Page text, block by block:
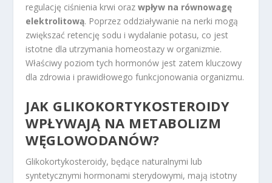
regulację ciśnienia krwi orazwpływ na równowagę
elektrolitową. Poprzez oddziaływanie na nerki mogą
zwiększać retencję sodu i wydalanie potasu, co jest
istotne dla utrzymania homeostazy w organizmie.
Właściwy poziom tych hormonów jest zatem kluczowy
dla zdrowia i prawidłowego funkcjonowania organizmu.
JAK GLIKOKORTYKOSTEROIDY
WPŁYWAJĄ NA METABOLIZM
WĘGLOWODANÓW?
Glikokortykosteroidy, będące naturalnymi lub
syntetycznymi hormonami sterydowymi, mają istotny